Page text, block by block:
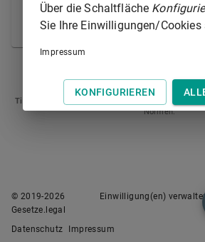
auf Löschung der Hypothek nach
1179b besteht nicht.
Tipp
: Swipen Sie auf dem Bildschirm links oder
Normen.
© 2019-2026
Gesetze.legal
Einwilligung(en) verwalten
Datenschutz Impressum
Über die Schaltfläche
Sie Ihre Einwilligungen/Cookies
Impressum
KONFIGURIEREN